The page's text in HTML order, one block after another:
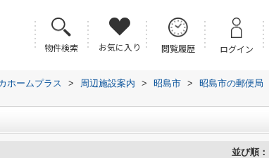
物件検索 お気に入り 閲覧履歴 ログイン
ホームプラス > 周辺施設案内 > 昭島市 > 昭島市の郵便局
並び順：